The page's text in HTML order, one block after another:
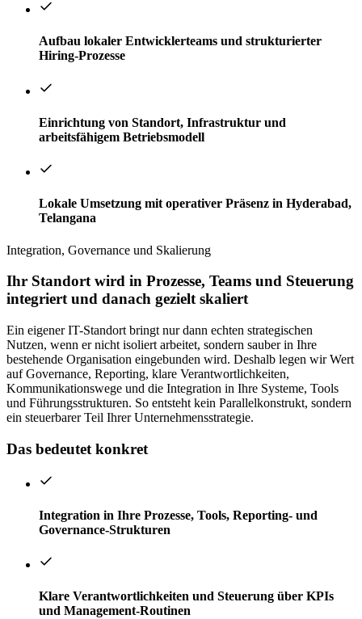
Aufbau lokaler Entwicklerteams und strukturierter
Hiring-Prozesse
Einrichtung von Standort, Infrastruktur und
arbeitsfähigem Betriebsmodell
Lokale Umsetzung mit operativer Präsenz in Hyderabad,
Telangana
Integration, Governance und Skalierung
Ihr Standort wird in Prozesse, Teams und Steuerung
integriert und danach gezielt skaliert
Ein eigener IT-Standort bringt nur dann echten strategischen
Nutzen, wenn er nicht isoliert arbeitet, sondern sauber in Ihre
bestehende Organisation eingebunden wird. Deshalb legen wir Wert
auf Governance, Reporting, klare Verantwortlichkeiten,
Kommunikationswege und die Integration in Ihre Systeme, Tools
und Führungsstrukturen. So entsteht kein Parallelkonstrukt, sondern
ein steuerbarer Teil Ihrer Unternehmensstrategie.
Das bedeutet konkret
Integration in Ihre Prozesse, Tools, Reporting- und
Governance-Strukturen
Klare Verantwortlichkeiten und Steuerung über KPIs
und Management-Routinen